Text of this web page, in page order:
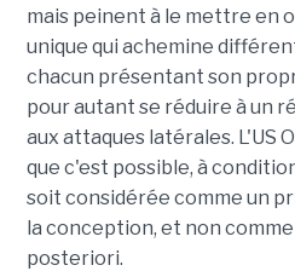
mais peinent à le mettre en
unique qui achemine
chacun présentant son
pour autant se réduire à un
aux attaques latérales. L'US
que c'est possible, à
soit considérée comme un
la conception, et non
posteriori.